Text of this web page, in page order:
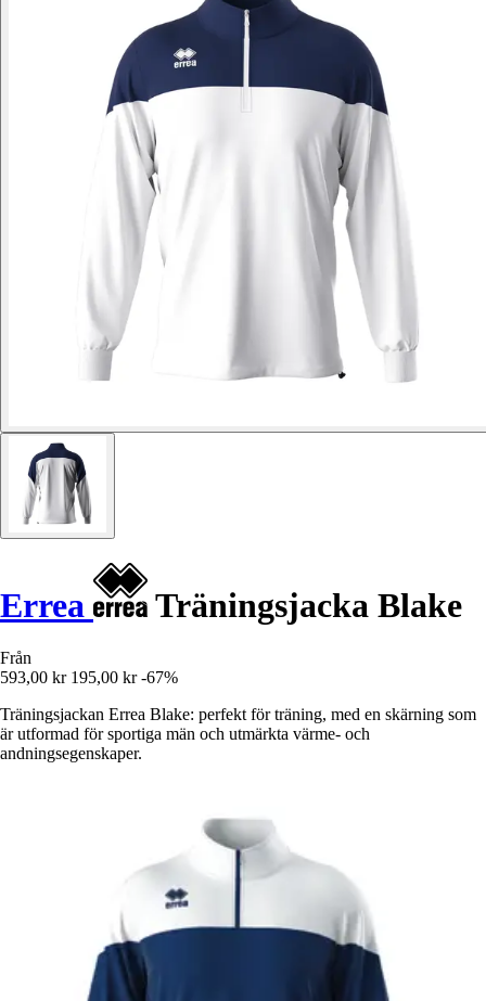
Errea Träningsjacka Blake
Från
593,00 kr 195,00 kr -67%
Träningsjackan Errea Blake: perfekt för träning, med en skärning som
är utformad för sportiga män och utmärkta värme- och
andningsegenskaper.